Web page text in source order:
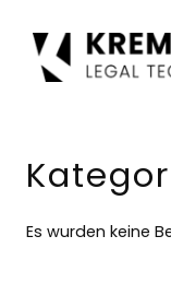
Inhalt
springen
Es wurden keine